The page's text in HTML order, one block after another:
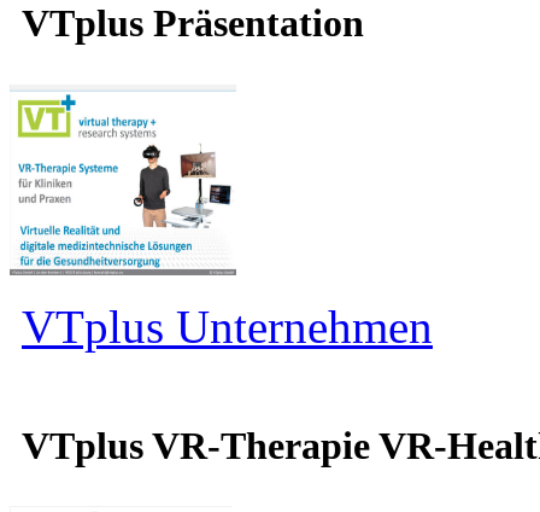
VTplus Präsentation
VTplus Unternehmen
VTplus VR-Therapie VR-